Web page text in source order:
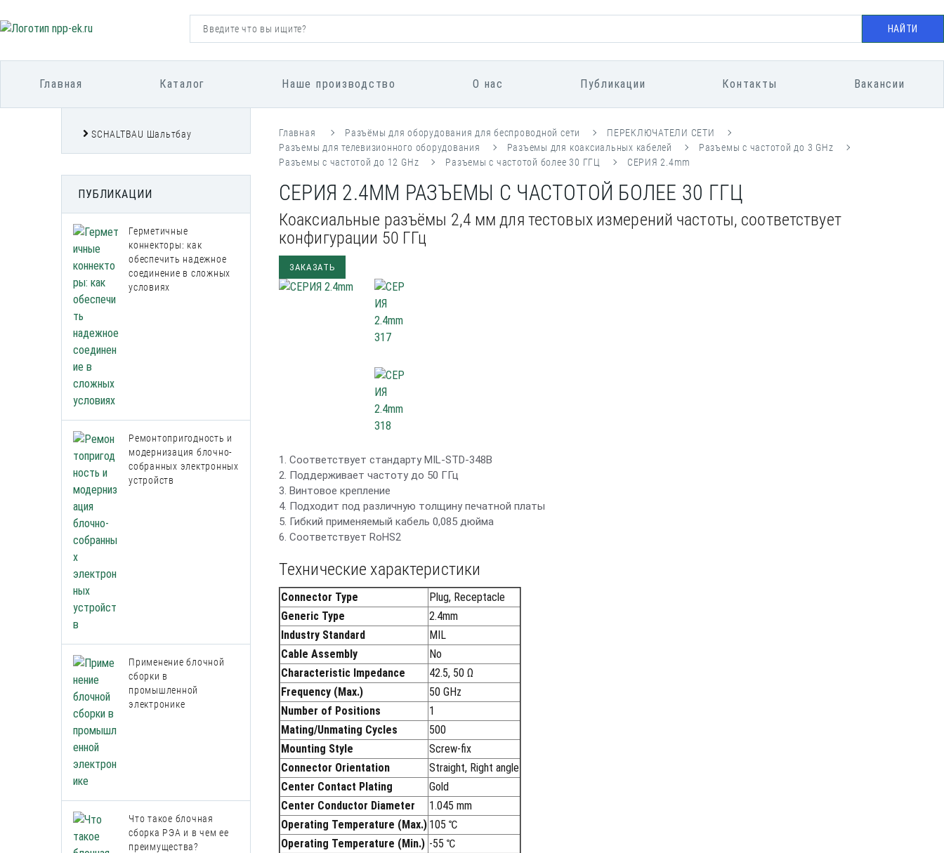
НАЙТИ
Главная Каталог Наше производство О нас Публикации Контакты Вакансии
SCHALTBAU Шальтбау
ПУБЛИКАЦИИ
Герметичные
коннекторы: как
обеспечить надежное
соединение в сложных
условиях
Ремонтопригодность и
модернизация блочно-
собранных электронных
устройств
Применение блочной
сборки в
промышленной
электронике
Что такое блочная
сборка РЭА и в чем ее
преимущества?
Главная Разъёмы для оборудования для беспроводной сети
ПЕРЕКЛЮЧАТЕЛИ СЕТИ
Разъемы для телевизионного оборудования
Разъемы для коаксиальных кабелей
Разъемы с частотой до 3 GHz
Разъемы с частотой до 12 GHz
Разъемы с частотой более 30 ГГЦ СЕРИЯ 2.4mm
СЕРИЯ 2.4MM РАЗЪЕМЫ С ЧАСТОТОЙ БОЛЕЕ 30 ГГЦ
Коаксиальные разъёмы 2,4 мм для тестовых измерений частоты, соответствует
конфигурации 50 ГГц
ЗАКАЗАТЬ
1. Соответствует стандарту MIL-STD-348B
2. Поддерживает частоту до 50 ГГц
3. Винтовое крепление
4. Подходит под различную толщину печатной платы
5. Гибкий применяемый кабель 0,085 дюйма
6. Соответствует RoHS2
Технические характеристики
Connector Type
Plug, Receptacle
Generic Type
2.4mm
Industry Standard
MIL
Cable Assembly
No
Characteristic Impedance
42.5, 50 Ω
Frequency (Max.)
50 GHz
Number of Positions
1
Mating/Unmating Cycles
500
Mounting Style
Screw-fix
Connector Orientation
Straight, Right angle
Center Contact Plating
Gold
Center Conductor Diameter
1.045 mm
Operating Temperature (Max.) 105 ℃
Operating Temperature (Min.) -55 ℃